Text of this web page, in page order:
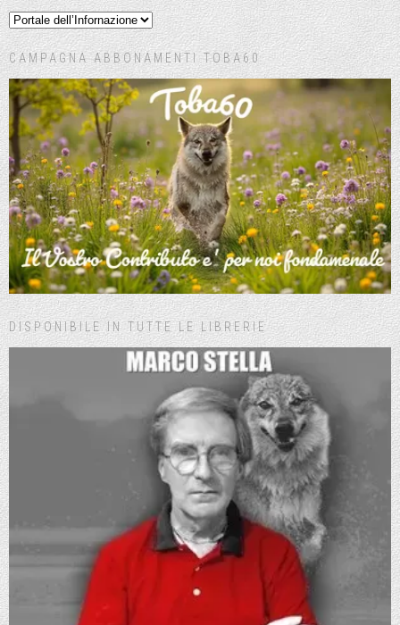
CAMPAGNA ABBONAMENTI TOBA60
DISPONIBILE IN TUTTE LE LIBRERIE